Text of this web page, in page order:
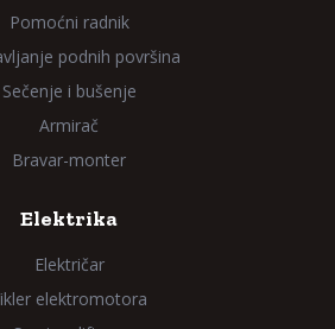
Pomoćni radnik
podnih površina
Sečenje i bušenje
Armirač
Bravar-monter
Elektrika
Električar
elektromotora